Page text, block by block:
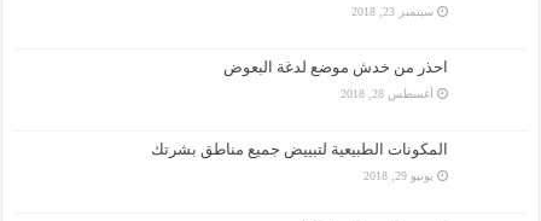
سبتمبر 23, 2018
احذر من خدش موضع لدغة البعوض
أغسطس 28, 2018
المكونات الطبيعية لتبييض جميع مناطق بشرتك
يونيو 29, 2018